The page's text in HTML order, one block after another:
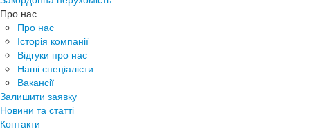
Про нас
Про нас
Історія компанії
Відгуки про нас
Наші спеціалісти
Вакансії
Залишити заявку
Новини та статті
Контакти